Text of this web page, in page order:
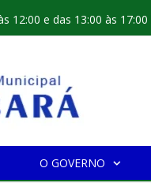
12:00 e das 13:00 às
O GOVERNO